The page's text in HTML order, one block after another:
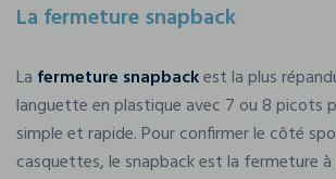
La fermeture snapback
La fermeture snapbackest la plus
languette en plastique avec 7 ou 8 picots
simple et rapide. Pour confirmer le côté
casquettes, le snapback est la fermeture à